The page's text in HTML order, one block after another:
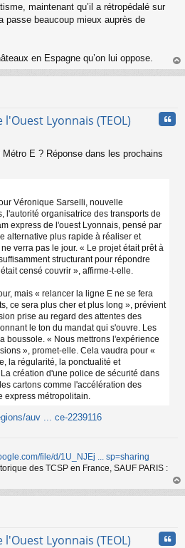
maintenant qu’il a rétropédalé sur
passe beaucoup mieux auprès de
en Espagne qu’on lui oppose.
au
Lyonnais (TEOL)
E ? Réponse dans les prochains
Véronique Sarselli, nouvelle
l'autorité organisatrice des transports de
express de l'ouest Lyonnais, pensé par
alternative plus rapide à réaliser et
verra pas le jour. « Le projet était prêt à
structurant pour répondre
censé couvrir », affirme-t-elle.
mais « relancer la ligne E ne se fera
ce sera plus cher et plus long », prévient
prise au regard des attentes des
le ton du mandat qui s'ouvre. Les
boussole. « Nous mettrons l'expérience
», promet-elle. Cela vaudra pour «
la régularité, la ponctualité et
création d'une police de sécurité dans
cartons comme l'accélération des
express métropolitain.
auv ... ce-2239116
file/d/1U_NJEj ... sp=sharing
des TCSP en France, SAUF PARIS :
au
Lyonnais (TEOL)